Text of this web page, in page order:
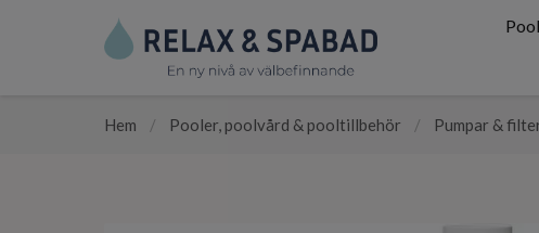
Pool
Hem / Pooler, poolvård & pooltillbehör / Pumpar &